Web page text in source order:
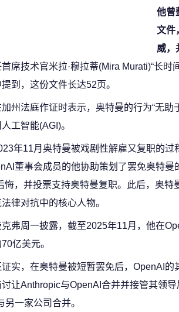
他曾
文件
威，
席技术官米拉·穆拉蒂(Mira Murati)“长
到，这份文件长达52页。
州法庭作证时表示，奥特曼的行为“无
工智能(AGI)。
年11月奥特曼被戏剧性解雇又复职的
董事会成员的他协助策划了罢免奥特曼
悔，并投票支持奥特曼复职。此后，奥
律对抗中的核心人物。
克弗周一披露，截至2025年11月，他在
亿美元。
实，在奥特曼被短暂罢免后，OpenAI
让Anthropic与OpenAI合并并接管其领
另一家公司合并。